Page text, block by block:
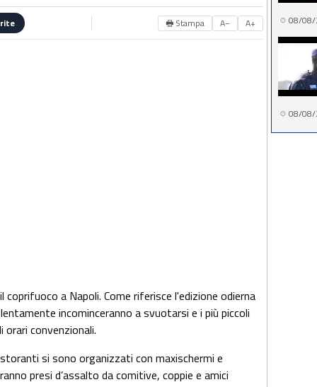
🖶 Stampa A− A+
a Napoli. Come riferisce l'edizione odierna
incominceranno a svuotarsi e i più piccoli
convenzionali.
si sono organizzati con maxischermi e
presi d’assalto da comitive, coppie e amici
08/08/
08/08/